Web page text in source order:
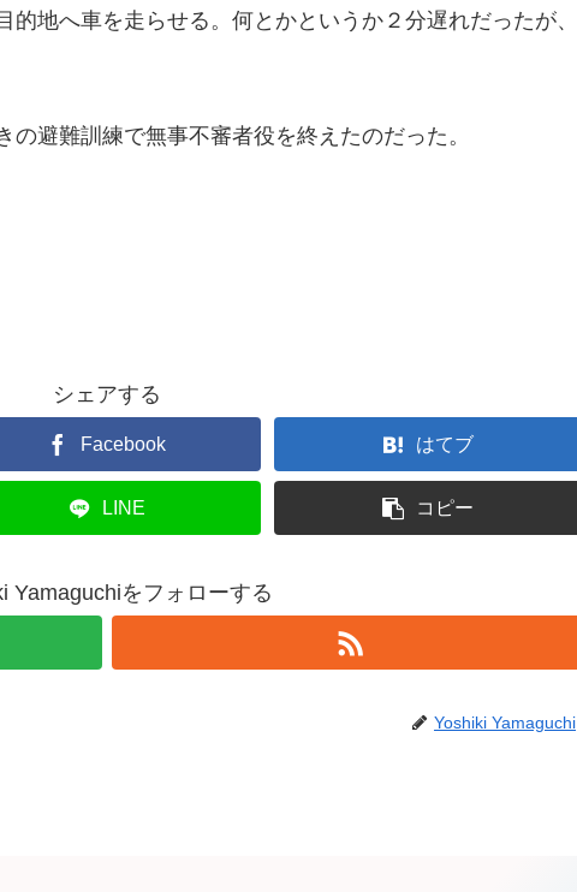
地へ車を走らせる。何とかというか２分遅れだったが、
避難訓練で無事不審者役を終えたのだった。
シェアする
Facebook はてブ
LINE コピー
Yamaguchiをフォローする
Yoshiki Yamaguchi